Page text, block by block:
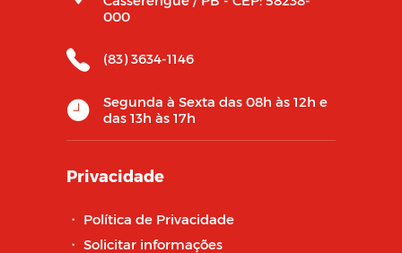
000
(83) 3634-1146
Segunda à Sexta das 08h às 12h e
das 13h às 17h
Privacidade
・ Política de Privacidade
・ Solicitar informações